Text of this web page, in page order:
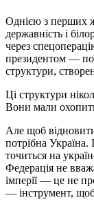
Однією з перших
державність і
через
президентом —
структури,
Ці структури
Вони мали
Але щоб
потрібна
точиться на
Федерація не
імперії — це не
— інструмент,